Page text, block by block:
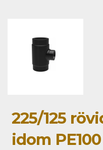
225/125
idom